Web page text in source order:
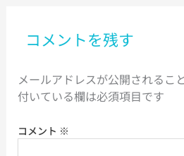
コメントを残す
メールアドレスが公開されるこ
付いている欄は必須項目です
コメント ※